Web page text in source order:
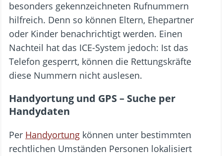
besonders gekennzeichneten Rufnummern
hilfreich. Denn so können Eltern, Ehepartner
oder Kinder benachrichtigt werden. Einen
Nachteil hat das ICE-System jedoch: Ist das
Telefon gesperrt, können die Rettungskräfte
diese Nummern nicht auslesen.
Handyortung und GPS – Suche per
Handydaten
Per Handyortung können unter bestimmten
rechtlichen Umständen Personen lokalisiert